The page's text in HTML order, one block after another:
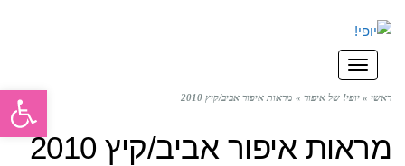
תפריט
ראשי » יופי! של איפור » מראות איפור אביב/קיץ 2010
מראות איפור אביב/קיץ 2010
פתח